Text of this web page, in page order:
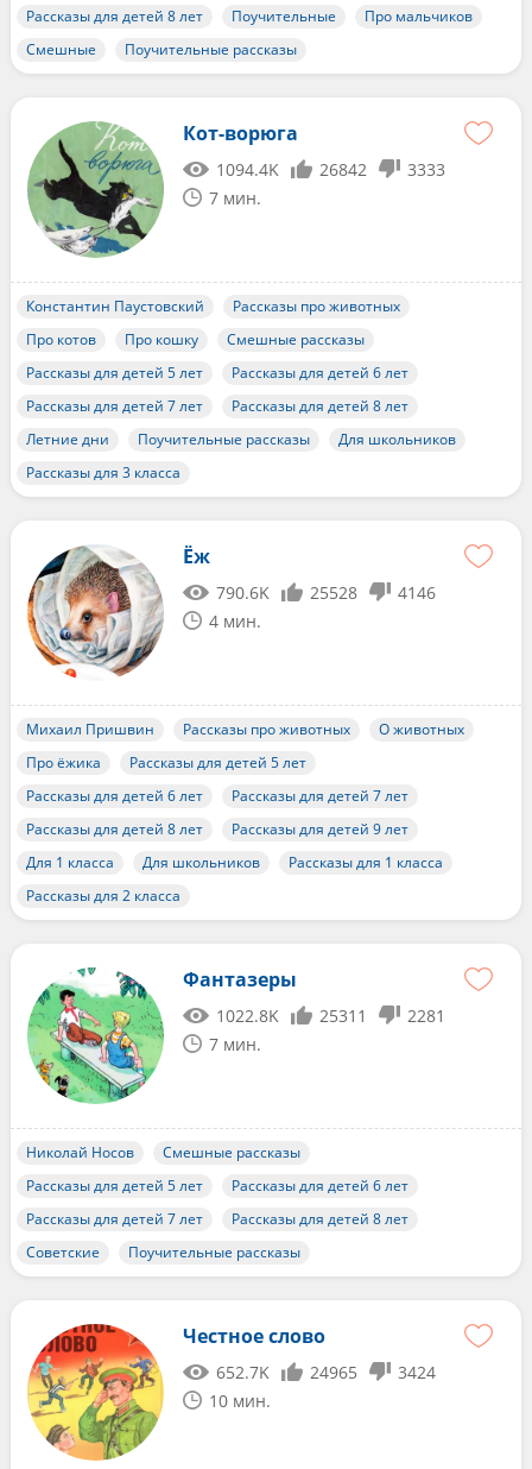
Рассказы для детей 8 лет Поучительные
Про мальчиков
Смешные
Поучительные рассказы
Кот-ворюга
1094.4K 26842
3333
7 мин.
Константин Паустовский
Рассказы про животных
Про котов
Про кошку
Смешные рассказы
Рассказы для детей 5 лет
Рассказы для детей 6 лет
Рассказы для детей 7 лет
Рассказы для детей 8 лет
Летние дни
Поучительные рассказы
Для школьников
Рассказы для 3 класса
Ёж
790.6K 25528
4146
4 мин.
Михаил Пришвин Рассказы про животных
О животных
Про ёжика
Рассказы для детей 5 лет
Рассказы для детей 6 лет
Рассказы для детей 7 лет
Рассказы для детей 8 лет
Рассказы для детей 9 лет
Для 1 класса
Для школьников
Рассказы для 1 класса
Рассказы для 2 класса
Фантазеры
1022.8K 25311
2281
7 мин.
Николай Носов
Смешные рассказы
Рассказы для детей 5 лет
Рассказы для детей 6 лет
Рассказы для детей 7 лет
Рассказы для детей 8 лет
Советские
Поучительные рассказы
Честное слово
652.7K 24965
3424
10 мин.